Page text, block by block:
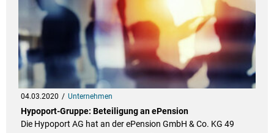
04.03.2020 Unternehmen
Hypoport-Gruppe: Beteiligung an ePension
Die Hypoport AG hat an der ePension GmbH & Co. KG 49